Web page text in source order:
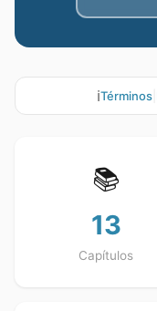
ℹ️Términos|
📚
13
Capítulos